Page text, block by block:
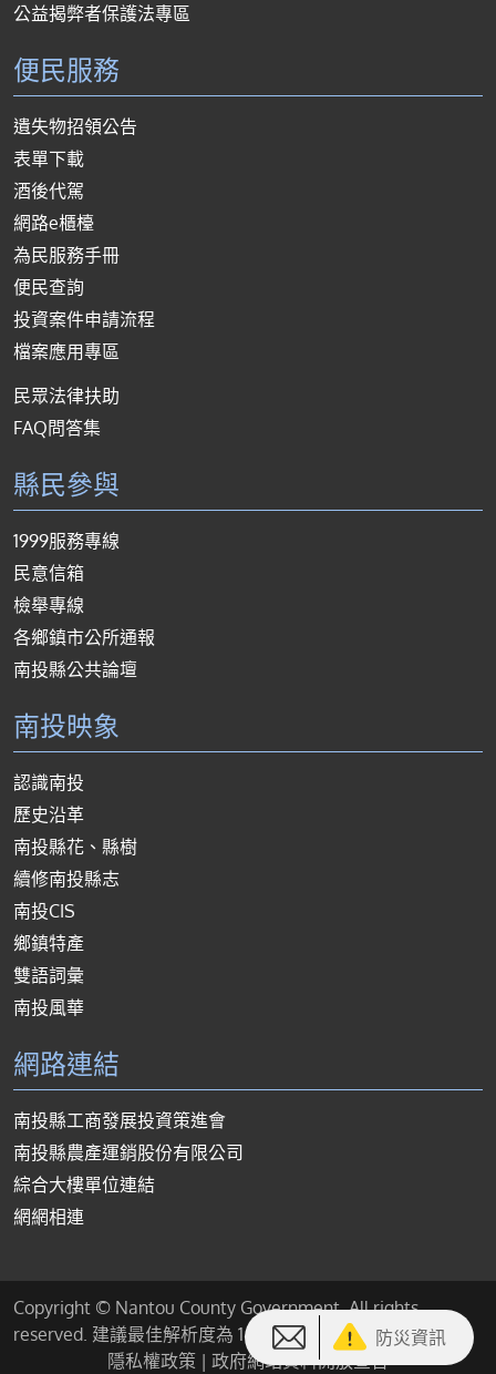
防災資訊
公益揭弊者保護法專區
便民服務
遺失物招領公告
表單下載
酒後代駕
網路e櫃檯
為民服務手冊
便民查詢
投資案件申請流程
檔案應用專區
民眾法律扶助
FAQ問答集
縣民參與
1999服務專線
民意信箱
檢舉專線
各鄉鎮市公所通報
南投縣公共論壇
南投映象
認識南投
歷史沿革
南投縣花、縣樹
續修南投縣志
南投CIS
鄉鎮特產
雙語詞彙
南投風華
網路連結
南投縣工商發展投資策進會
南投縣農產運銷股份有限公司
綜合大樓單位連結
網網相連
Copyright © Nantou County Government. All rights
reserved. 建議最佳解析度為 1440*900 或以上
隱私權政策 | 政府網站資料開放宣告